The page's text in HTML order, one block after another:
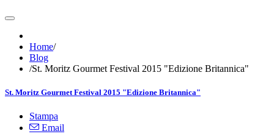
Home/
Blog
/St. Moritz Gourmet Festival 2015 "Edizione Britannica"
St. Moritz Gourmet Festival 2015 "Edizione Britannica"
Stampa
Email